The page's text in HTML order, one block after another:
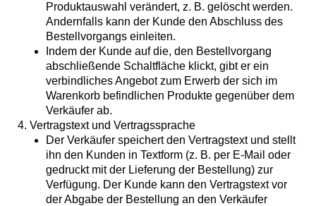
Produktauswahl verändert, z. B. gelöscht werden.
Andernfalls kann der Kunde den Abschluss des
Bestellvorgangs einleiten.
Indem der Kunde auf die, den Bestellvorgang
abschließende Schaltfläche klickt, gibt er ein
verbindliches Angebot zum Erwerb der sich im
Warenkorb befindlichen Produkte gegenüber dem
Verkäufer ab.
4. Vertragstext und Vertragssprache
Der Verkäufer speichert den Vertragstext und stellt
ihn den Kunden in Textform (z. B. per E-Mail oder
gedruckt mit der Lieferung der Bestellung) zur
Verfügung. Der Kunde kann den Vertragstext vor
der Abgabe der Bestellung an den Verkäufer